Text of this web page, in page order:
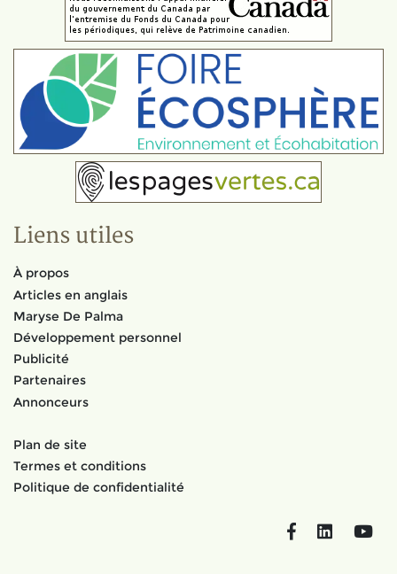
Liens utiles
À propos
Articles en anglais
Maryse De Palma
Développement personnel
Publicité
Partenaires
Annonceurs
Plan de site
Termes et conditions
Politique de confidentialité
FacebookLinkedIn